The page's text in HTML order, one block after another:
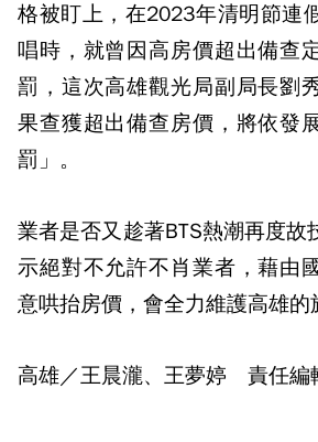
格被盯上，在2023年清明節連
唱時，就曾因高房價超出備查
罰，這次高雄觀光局副局長劉
果查獲超出備查房價，將依發
罰」。
業者是否又趁著BTS熱潮再度故
示絕對不允許不肖業者，藉由
意哄抬房價，會全力維護高雄的
高雄／王晨瀧、王夢婷 責任編